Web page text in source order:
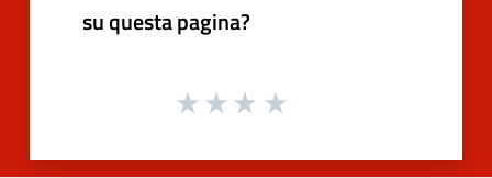
su questa pagina?